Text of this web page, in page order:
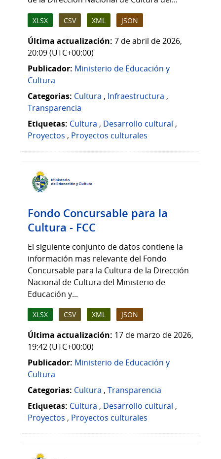
XLSX CSV XML JSON
Última actualización: 7 de abril de 2026,
20:09 (UTC+00:00)
Publicador: Ministerio de Educación y
Cultura
Categorias: Cultura , Infraestructura ,
Transparencia
Etiquetas: Cultura , Desarrollo cultural ,
Proyectos , Proyectos culturales
Fondo Concursable para la
Cultura - FCC
El siguiente conjunto de datos contiene la
información mas relevante del Fondo
Concursable para la Cultura de la Dirección
Nacional de Cultura del Ministerio de
Educación y...
XLSX CSV XML JSON
Última actualización: 17 de marzo de 2026,
19:42 (UTC+00:00)
Publicador: Ministerio de Educación y
Cultura
Categorias: Cultura , Transparencia
Etiquetas: Cultura , Desarrollo cultural ,
Proyectos , Proyectos culturales